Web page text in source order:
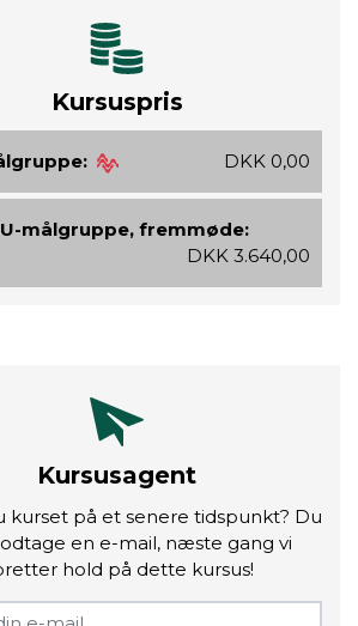
Kursuspris
DKK 0,00
målgruppe, fremmøde:
DKK 3.640,00
Kursusagent
kurset på et senere tidspunkt? Du
en e-mail, næste gang vi
hold på dette kursus!